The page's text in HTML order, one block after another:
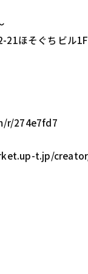
21ほそぐちビル1F
r/274e7fd7
t.jp/